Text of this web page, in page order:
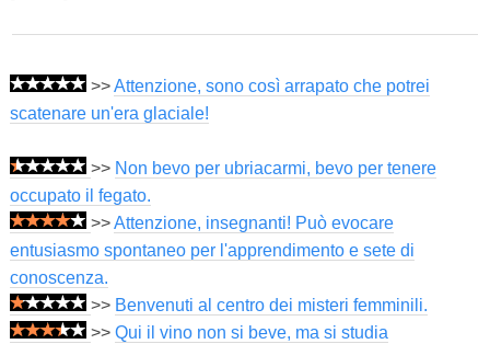
>>Attenzione, sono così arrapato che potrei
scatenare un'era glaciale!
>> Non bevo per ubriacarmi, bevo per tenere
occupato il fegato.
>>Attenzione, insegnanti! Può evocare
entusiasmo spontaneo per l'apprendimento e sete di
conoscenza.
>> Benvenuti al centro dei misteri femminili.
>> Qui il vino non si beve, ma si studia